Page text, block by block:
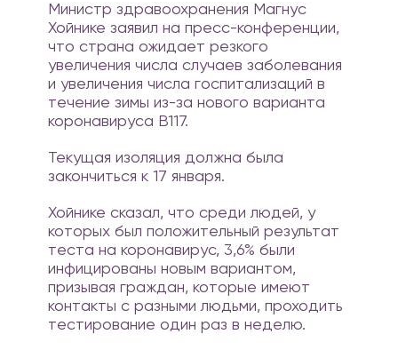
Министр здравоохранения Магнус
Хойнике заявил на пресс-конференции,
что страна ожидает резкого
увеличения числа случаев заболевания
и увеличения числа госпитализаций в
течение зимы из-за нового варианта
коронавируса B117.
Текущая изоляция должна была
закончиться к 17 января.
Хойнике сказал, что среди людей, у
которых был положительный результат
теста на коронавирус, 3,6% были
инфицированы новым вариантом,
призывая граждан, которые имеют
контакты с разными людьми, проходить
тестирование один раз в неделю.